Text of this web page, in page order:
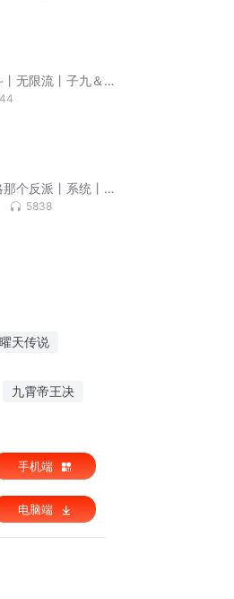
无限流丨子九＆
白丨灵异志怪丨
那个反派丨系统丨
5838
曜天传说
九霄帝王决
手机端
电脑端